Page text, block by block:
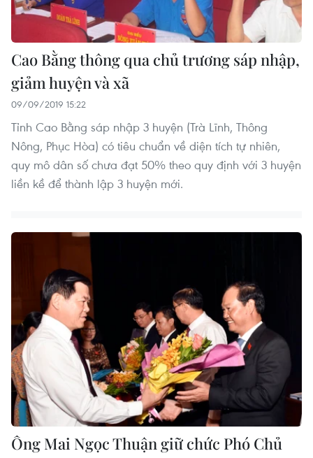
Cao Bằng thông qua chủ trương sáp nhập,
giảm huyện và xã
09/09/2019 15:22
Tỉnh Cao Bằng sáp nhập 3 huyện (Trà Lĩnh, Thông
Nông, Phục Hòa) có tiêu chuẩn về diện tích tự nhiên,
quy mô dân số chưa đạt 50% theo quy định với 3 huyện
liền kề để thành lập 3 huyện mới.
Ông Mai Ngọc Thuận giữ chức Phó Chủ